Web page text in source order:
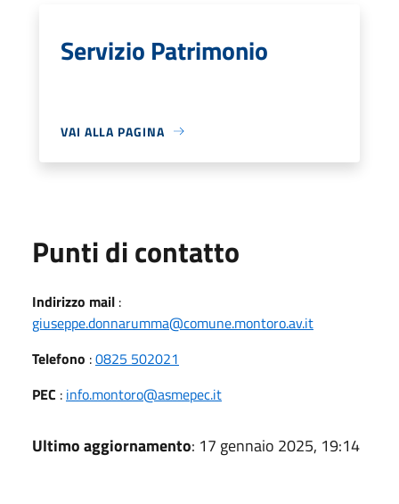
Servizio Patrimonio
VAI ALLA PAGINA
Punti di contatto
Indirizzo mail :
giuseppe.donnarumma@comune.montoro.av.it
Telefono :0825 502021
PEC : info.montoro@asmepec.it
Ultimo aggiornamento: 17 gennaio 2025, 19:14